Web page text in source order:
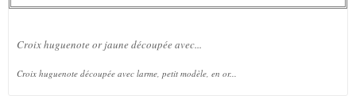
Croix huguenote or jaune découpée avec...
Croix huguenote découpée avec larme, petit modèle, en or...